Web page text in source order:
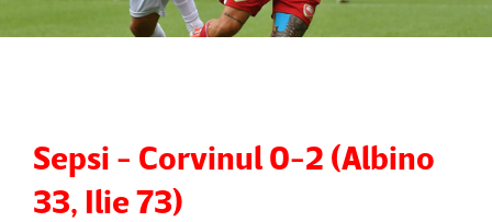
Sepsi - Corvinul 0-2 (Albino
33, Ilie 73)